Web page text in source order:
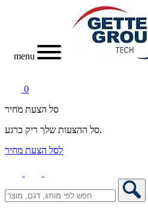
menu
0
סל הצעת מחיר
סל ההצעות שלך ריק כרגע.
לסל הצעת מחיר